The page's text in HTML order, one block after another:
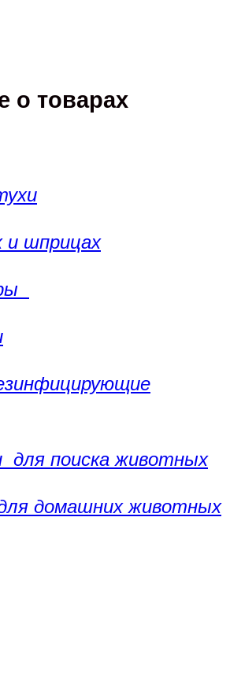
о товарах
и шприцах
для поиска животных
домашних животных